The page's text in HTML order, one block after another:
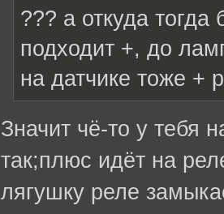
??? а откуда
подходит +, до
на датчике тоже +
Значит чё-то у тебя
так;плюс идёт на
лягушку реле